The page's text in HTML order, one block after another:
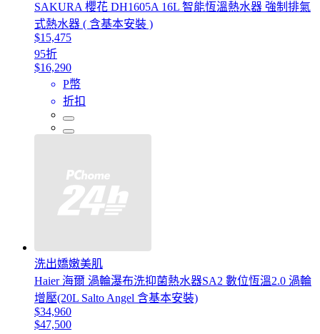
SAKURA 櫻花 DH1605A 16L 智能恆溫熱水器 強制排氣
式熱水器 ( 含基本安裝 )
$15,475
95折
$16,290
P幣
折扣
洗出嬌嫩美肌
Haier 海爾 渦輪瀑布洗抑菌熱水器SA2 數位恆溫2.0 渦輪
增壓(20L Salto Angel 含基本安裝)
$34,960
$47,500